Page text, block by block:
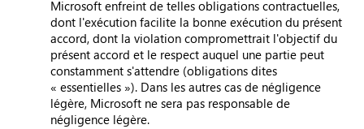
Microsoft enfreint de telles obligations contractuelles,
dont l'exécution facilite la bonne exécution du présent
accord, dont la violation compromettrait l'objectif du
présent accord et le respect auquel une partie peut
constamment s'attendre (obligations dites
« essentielles »). Dans les autres cas de négligence
légère, Microsoft ne sera pas responsable de
négligence légère.